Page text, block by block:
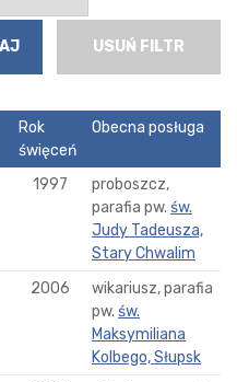
USUŃ FILTR
Rok
święceń
Obecna posługa
1997
proboszcz,
parafia pw. św.
Judy Tadeusza,
Stary Chwalim
2006
wikariusz, parafia
pw. św.
Maksymiliana
Kolbego, Słupsk